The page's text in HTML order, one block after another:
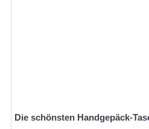
Die schönsten Handgepäck-